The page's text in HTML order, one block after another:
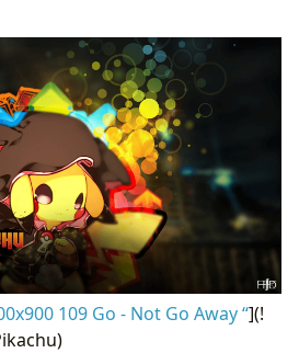
109 Go - Not Go Away “](!